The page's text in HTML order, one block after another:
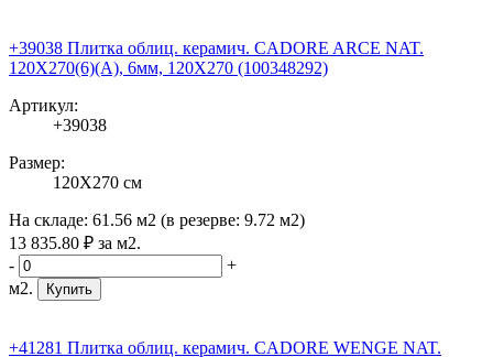
+39038 Плитка облиц. керамич. CADORE ARCE NAT.
120X270(6)(A), 6мм, 120X270 (100348292)
Артикул:
+39038
Размер:
120X270 см
На складе: 61.56 м2 (в резерве: 9.72 м2)
13 835.80 ₽ за м2.
-
+
м2.
Купить
+41281 Плитка облиц. керамич. CADORE WENGE NAT.